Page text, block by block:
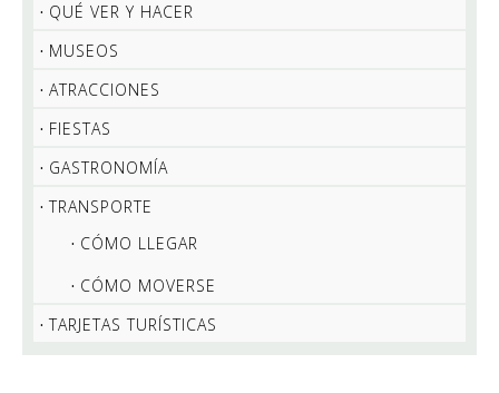
QUÉ VER Y HACER
MUSEOS
ATRACCIONES
FIESTAS
GASTRONOMÍA
TRANSPORTE
CÓMO LLEGAR
CÓMO MOVERSE
TARJETAS TURÍSTICAS